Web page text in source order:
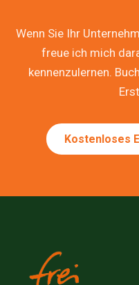
Wenn Sie Ihr
freue ich mich
kennenzulernen.
Kostenloses